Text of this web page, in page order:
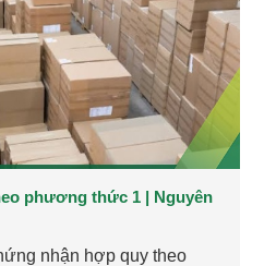
phương thức 1 | Nguyên
nhận hợp quy theo